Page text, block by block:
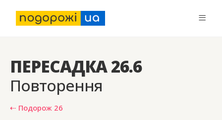
ПЕРЕСАДКА 26.6
Повторення
⇠ Подорож 26